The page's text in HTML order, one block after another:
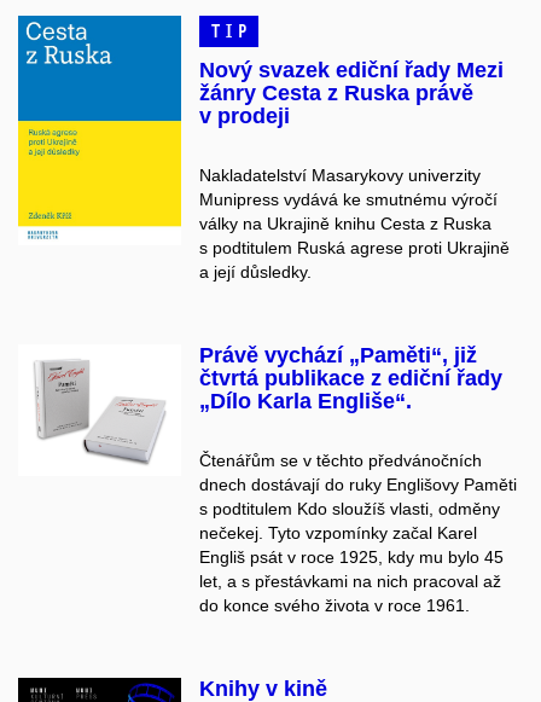
TIP
Nový svazek ediční řady Mezi
žánry Cesta z Ruska právě
v prodeji
Nakladatelství Masarykovy univerzity
Munipress vydává ke smutnému výročí
války na Ukrajině knihu Cesta z Ruska
s podtitulem Ruská agrese proti Ukrajině
a její důsledky.
Právě vychází „Paměti“, již
čtvrtá publikace z ediční řady
„Dílo Karla Engliše“.
Čtenářům se v těchto předvánočních
dnech dostávají do ruky Englišovy Paměti
s podtitulem Kdo sloužíš vlasti, odměny
nečekej. Tyto vzpomínky začal Karel
Engliš psát v roce 1925, kdy mu bylo 45
let, a s přestávkami na nich pracoval až
do konce svého života v roce 1961.
Knihy v kině